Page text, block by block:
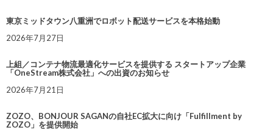
東京ミッドタウン八重洲でロボット配送サービスを本格始動
2026年7月27日
上組／コンテナ物流最適化サービスを提供する スタートアップ企業
「OneStream株式会社」への出資のお知らせ
2026年7月21日
ZOZO、BONJOUR SAGANの自社EC拡大に向け「Fulfillment by
ZOZO」を提供開始